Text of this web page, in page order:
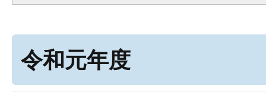
令和元年度